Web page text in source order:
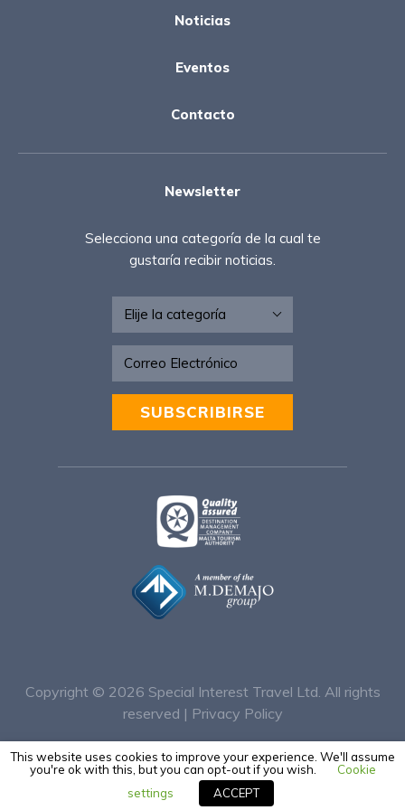
Noticias
Eventos
Contacto
Newsletter
Selecciona una categoría de la cual te
gustaría recibir noticias.
Newsletter - ESP
SUBSCRIBIRSE
Copyright © 2026 Special Interest Travel Ltd. All rights
reserved | Privacy Policy
Designed & Developed by Keen Ltd Malta
This website uses cookies to improve your experience. We'll assume
you're ok with this, but you can opt-out if you wish.
Cookie
settings
ACCEPT